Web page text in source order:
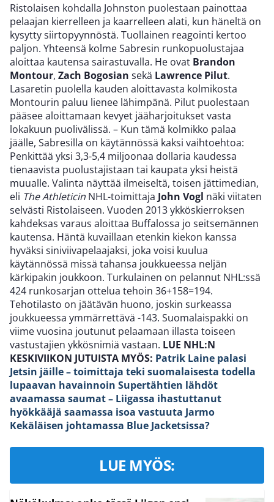
Ristolaisen kohdalla Johnston puolestaan painottaa
pelaajan kierrelleen ja kaarrelleen alati, kun häneltä on
kysytty siirtopyynnöstä. Tuollainen reagointi kertoo
paljon. Yhteensä kolme Sabresin runkopuolustajaa
aloittaa kautensa sairastuvalla. He ovat Brandon
Montour, Zach Bogosian sekä Lawrence Pilut.
Lasaretin puolella kauden aloittavasta kolmikosta
Montourin paluu lienee lähimpänä. Pilut puolestaan
pääsee aloittamaan kevyet jääharjoitukset vasta
lokakuun puolivälissä. – Kun tämä kolmikko palaa
jäälle, Sabresilla on käytännössä kaksi vaihtoehtoa:
Penkittää yksi 3,3-5,4 miljoonaa dollaria kaudessa
tienaavista puolustajistaan tai kaupata yksi heistä
muualle. Valinta näyttää ilmeiseltä, toisen jättimedian,
eli The Athleticin NHL-toimittaja John Vogl näki viitaten
selvästi Ristolaiseen. Vuoden 2013 ykköskierroksen
kahdeksas varaus aloittaa Buffalossa jo seitsemännen
kautensa. Häntä kuvaillaan etenkin kiekon kanssa
hyväksi siniviivapelaajaksi, joka voisi kuulua
käytännössä missä tahansa joukkueessa neljän
kärkipakin joukkoon. Turkulainen on pelannut NHL:ssä
424 runkosarjan ottelua tehoin 36+158=194.
Tehotilasto on jäätävän huono, joskin surkeassa
joukkueessa ymmärrettävä -143. Suomalaispakki on
viime vuosina joutunut pelaamaan illasta toiseen
vastustajien ykkösnimiä vastaan. LUE NHL:N
KESKIVIIKON JUTUISTA MYÖS: Patrik Laine palasi
Jetsin jäille – toimittaja teki suomalaisesta todella
lupaavan havainnoin Supertähtien lähdöt
avaamassa saumat – Liigassa ihastuttanut
hyökkääjä saamassa isoa vastuuta Jarmo
Kekäläisen johtamassa Blue Jacketsissa?
LUE MYÖS: